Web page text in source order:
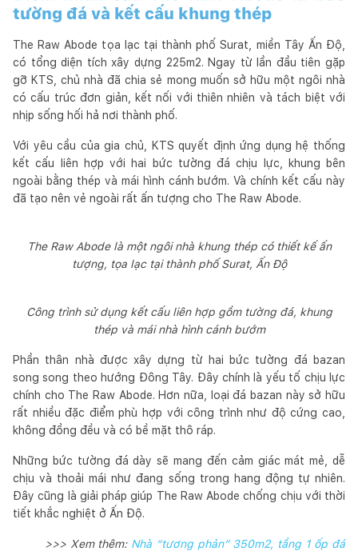
tường đá và kết cấu khung thép
The Raw Abode tọa lạc tại thành phố Surat, miền Tây Ấn Độ,
có tổng diện tích xây dựng 225m2. Ngay từ lần đầu tiên gặp
gỡ KTS, chủ nhà đã chia sẻ mong muốn sở hữu một ngôi nhà
có cấu trúc đơn giản, kết nối với thiên nhiên và tách biệt với
nhịp sống hối hả nơi thành phố.
Với yêu cầu của gia chủ, KTS quyết định ứng dụng hệ thống
kết cấu liên hợp với hai bức tường đá chịu lực, khung bên
ngoài bằng thép và mái hình cánh bướm. Và chính kết cấu này
đã tạo nên vẻ ngoài rất ấn tượng cho The Raw Abode.
The Raw Abode là một ngôi nhà khung thép có thiết kế ấn
tượng, tọa lạc tại thành phố Surat, Ấn Độ
Công trình sử dụng kết cấu liên hợp gồm tường đá, khung
thép và mái nhà hình cánh bướm
Phần thân nhà được xây dựng từ hai bức tường đá bazan
song song theo hướng Đông Tây. Đây chính là yếu tố chịu lực
chính cho The Raw Abode. Hơn nữa, loại đá bazan này sở hữu
rất nhiều đặc điểm phù hợp với công trình như độ cứng cao,
không đồng đều và có bề mặt thô ráp.
Những bức tường đá dày sẽ mang đến cảm giác mát mẻ, dễ
chịu và thoải mái như đang sống trong hang động tự nhiên.
Đây cũng là giải pháp giúp The Raw Abode chống chịu với thời
tiết khắc nghiệt ở Ấn Độ.
>>> Xem thêm: Nhà “tương phản” 350m2, tầng 1 ốp đá